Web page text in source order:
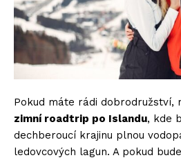
Pokud máte rádi dobrodružství,
zimní roadtrip po Islandu, kde
dechberoucí krajinu plnou
ledovcových lagun. A pokud